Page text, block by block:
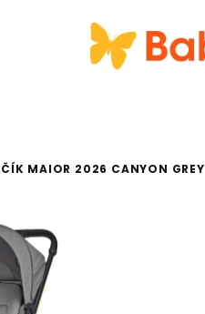
MAIOR 2026 CANYON GREY